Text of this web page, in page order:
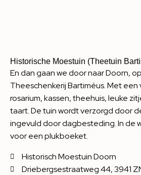
Historische Moestuin (Theetuin
En dan gaan we door naar Doorn,
Theeschenkerij Bartiméus. Met
rosarium, kassen, theehuis, leuke
taart. De tuin wordt verzorgd door
ingevuld door dagbesteding. In de
voor een plukboeket.
Historisch Moestuin Doorn
Driebergsestraatweg 44, 3941